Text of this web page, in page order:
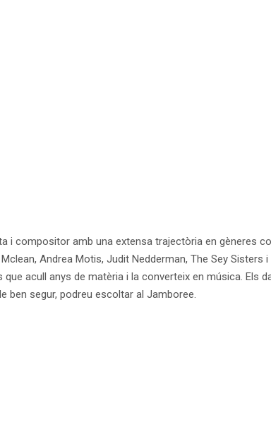
i compositor amb una extensa trajectòria en gèneres
Andrea Motis, Judit Nedderman, The Sey Sisters
acull anys de matèria i la converteix en música. Els
ben segur, podreu escoltar al Jamboree.